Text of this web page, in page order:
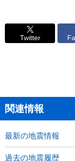
Twitter
関連情報
最新の地震情報
過去の地震履歴